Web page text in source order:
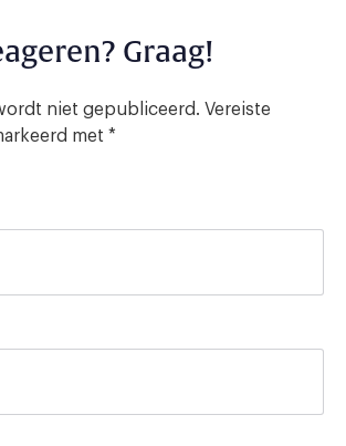
Graag!
niet gepubliceerd. Vereiste
met *